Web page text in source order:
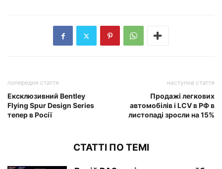
попередня стаття
Ексклюзивний Bentley
Flying Spur Design Series
тепер в Росії
наступна стаття
Продажі легкових
автомобілів і LCV в РФ в
листопаді зросли на 15%
СТАТТІ ПО ТЕМІ